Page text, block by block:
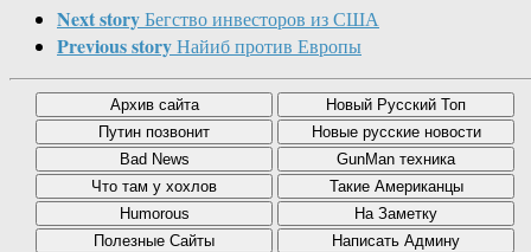
Next storyБегство инвесторов из США
Previous storyНайиб против Европы